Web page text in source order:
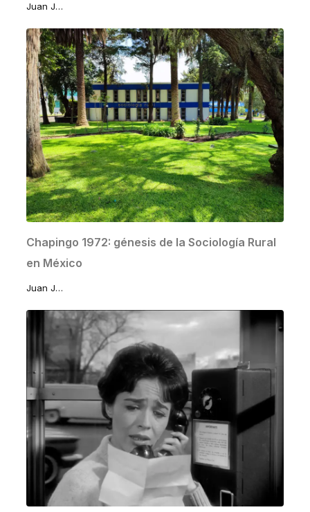
Juan José Lomelí Sánchez
Chapingo 1972: génesis de la Sociología Rural
en México
Juan José Lomelí Sánchez